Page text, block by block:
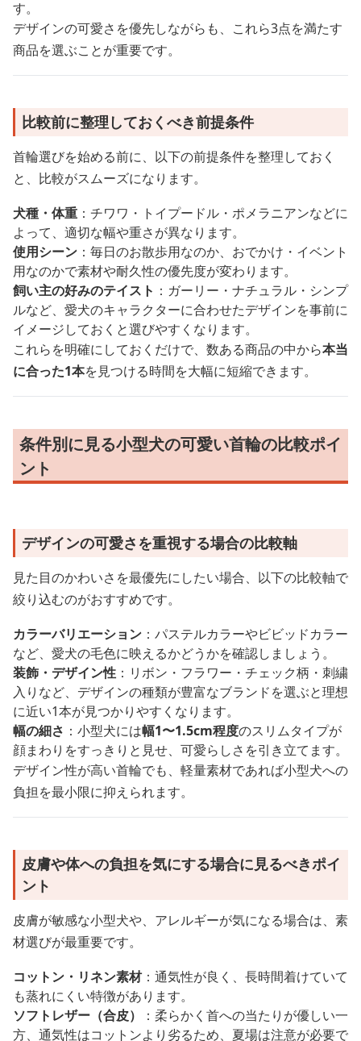
す。
デザインの可愛さを優先しながらも、これら3点を満たす
商品を選ぶことが重要です。
比較前に整理しておくべき前提条件
首輪選びを始める前に、以下の前提条件を整理しておく
と、比較がスムーズになります。
犬種・体重 ：チワワ・トイプードル・ポメラニアンなどに
よって、適切な幅や重さが異なります。
使用シーン ：毎日のお散歩用なのか、おでかけ・イベント
用なのかで素材や耐久性の優先度が変わります。
飼い主の好みのテイスト ：ガーリー・ナチュラル・シンプ
ルなど、愛犬のキャラクターに合わせたデザインを事前に
イメージしておくと選びやすくなります。
これらを明確にしておくだけで、数ある商品の中から本当
に合った1本を見つける時間を大幅に短縮できます。
条件別に見る小型犬の可愛い首輪の比較ポイ
ント
デザインの可愛さを重視する場合の比較軸
見た目のかわいさを最優先にしたい場合、以下の比較軸で
絞り込むのがおすすめです。
カラーバリエーション ：パステルカラーやビビッドカラー
など、愛犬の毛色に映えるかどうかを確認しましょう。
装飾・デザイン性 ：リボン・フラワー・チェック柄・刺繍
入りなど、デザインの種類が豊富なブランドを選ぶと理想
に近い1本が見つかりやすくなります。
幅の細さ ：小型犬には幅1〜1.5cm程度のスリムタイプが
顔まわりをすっきりと見せ、可愛らしさを引き立てます。
デザイン性が高い首輪でも、軽量素材であれば小型犬への
負担を最小限に抑えられます。
皮膚や体への負担を気にする場合に見るべきポイ
ント
皮膚が敏感な小型犬や、アレルギーが気になる場合は、素
材選びが最重要です。
コットン・リネン素材：通気性が良く、長時間着けていて
も蒸れにくい特徴があります。
ソフトレザー（合皮）
：柔らかく首への当たりが優しい一
方、通気性はコットンより劣るため、夏場は注意が必要で